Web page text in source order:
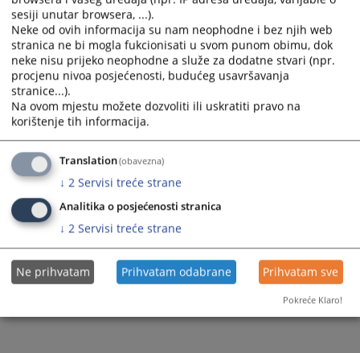
189PREGLEDA
sesiji unutar browsera, ...).
Neke od ovih informacija su nam neophodne i bez njih web
stranica ne bi mogla fukcionisati u svom punom obimu, dok
neke nisu prijeko neophodne a služe za dodatne stvari (npr.
procjenu nivoa posjećenosti, budućeg usavršavanja
stranice...).
Na ovom mjestu možete dozvoliti ili uskratiti pravo na
korištenje tih informacija.
Translation(obavezna)
↓ 2 Servisi treće strane
Analitika o posjećenosti stranica
↓ 2 Servisi treće strane
Ne prihvatam Prihvatam odabrane Prihvatam sve
Pokreće Klaro!